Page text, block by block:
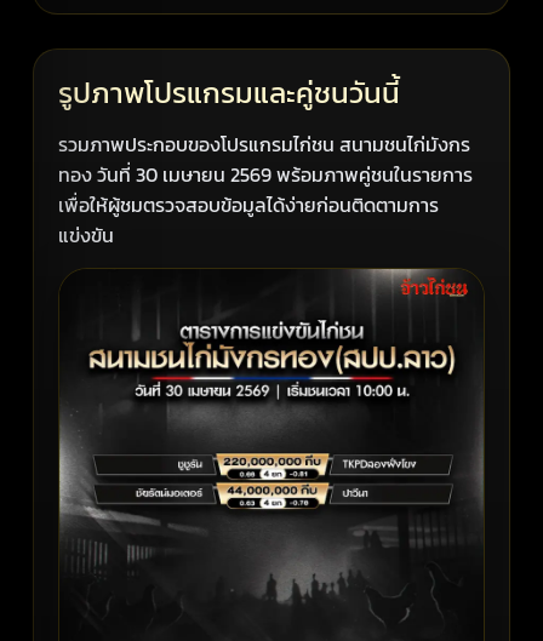
รูปภาพโปรแกรมและคู่ชนวันนี้
รวมภาพประกอบของโปรแกรมไก่ชน สนามชนไก่มังกร
ทอง วันที่ 30 เมษายน 2569 พร้อมภาพคู่ชนในรายการ
เพื่อให้ผู้ชมตรวจสอบข้อมูลได้ง่ายก่อนติดตามการ
แข่งขัน